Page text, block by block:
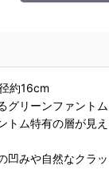
約16cm
グリーンファントム
トム特有の層が見え
凹みや自然なクラ